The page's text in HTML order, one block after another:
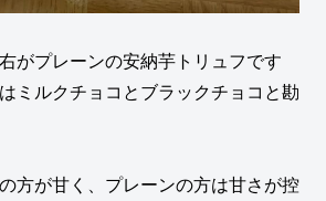
がプレーンの安納芋トリュフです
ミルクチョコとブラックチョコと勘
方が甘く、プレーンの方は甘さが控